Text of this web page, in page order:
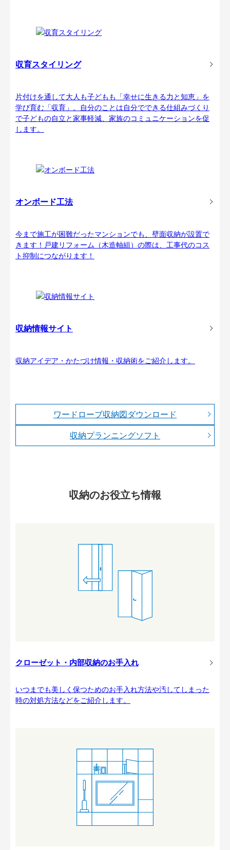
収育スタイリング
片付けを通して大人も子どもも「幸せに生きる力と知恵」を
学び育む「収育」。自分のことは自分でできる仕組みづくり
で子どもの自立と家事軽減、家族のコミュニケーションを促
します。
オンボード工法
今まで施工が困難だったマンションでも、壁面収納が設置で
きます！戸建リフォーム（木造軸組）の際は、工事代のコス
ト抑制につながります！
収納情報サイト
収納アイデア・かたづけ情報・収納術をご紹介します。
ワードローブ収納図ダウンロード
収納プランニングソフト
収納のお役立ち情報
クローゼット・内部収納のお手入れ
いつまでも美しく保つためのお手入れ方法や汚してしまった
時の対処方法などをご紹介します。